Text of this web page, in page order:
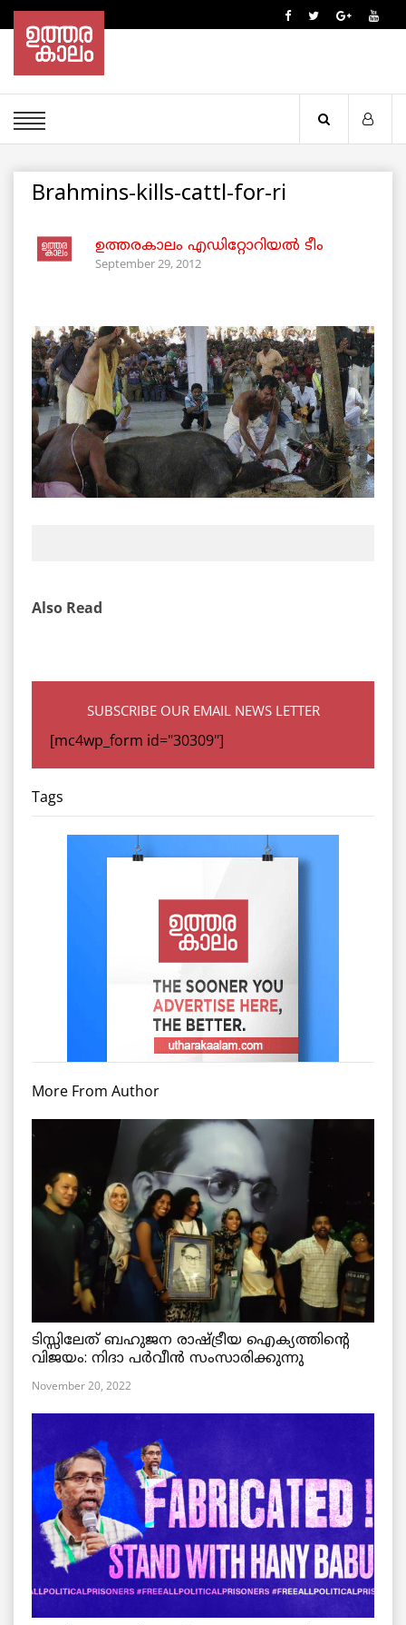
Brahmins-kills-cattl-for-ri
ഉത്തരകാലം എഡിറ്റോറിയല്‍ ടീം
September 29, 2012
Also Read
SUBSCRIBE OUR EMAIL NEWS LETTER
[mc4wp_form id="30309"]
Tags
More From Author
ടിസ്സിലേത് ബഹുജന രാഷ്ട്രീയ ഐക്യത്തിന്റെ
വിജയം: നിദാ പർവീൻ സംസാരിക്കുന്നു
November 20, 2022